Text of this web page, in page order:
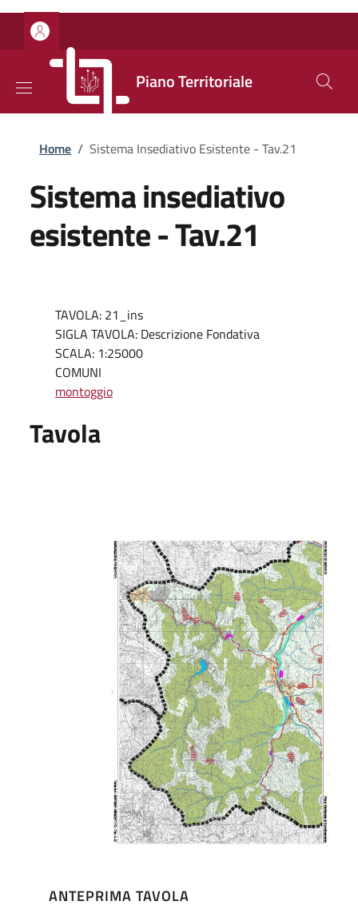
Salta al contenuto principale
Skip to footer content
Piano Territoriale
Briciole di pane
Home / Sistema Insediativo Esistente - Tav.21
Sistema insediativo
esistente - Tav.21
TAVOLA: 21_ins
SIGLA TAVOLA: Descrizione Fondativa
SCALA: 1:25000
COMUNI
montoggio
Tavola
ANTEPRIMA TAVOLA